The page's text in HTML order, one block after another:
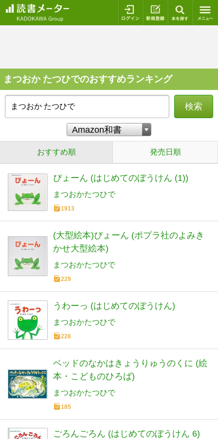
ログイン 新規登録
まつおか たつひでのおすすめランキング
検索
おすすめ順 発売日順
ぴょーん (はじめてのぼうけん (1))
まつおかたつひで
1913
(大型絵本)ぴょーん (ポプラ社のよみき
かせ大型絵本)
まつおかたつひで
229
うわーっ (はじめてのぼうけん)
まつおかたつひで
226
ベッドのなかはきょうりゅうのくに (絵
本・こどものひろば)
まつおかたつひで
185
ごろんごろん (はじめてのぼうけん 6)